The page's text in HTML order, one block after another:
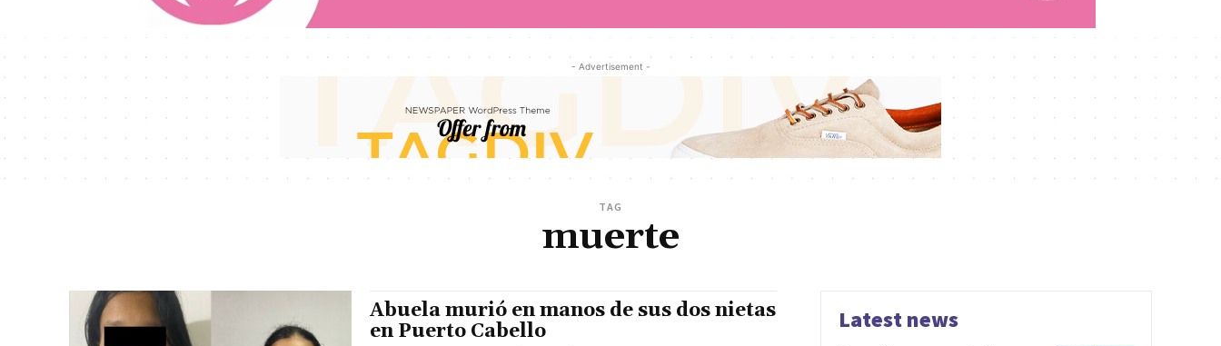
- Advertisement -
TAG
muerte
Abuela murió en manos de sus dos nietas
en Puerto Cabello
Latest news